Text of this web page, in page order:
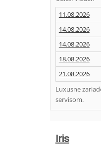
11.08.2026
14.08.2026
14.08.2026
18.08.2026
21.08.2026
Luxusne
servisom.
Iris